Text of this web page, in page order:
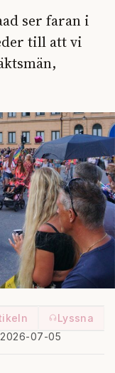
ser faran i
till att vi
Lyssna
07-05